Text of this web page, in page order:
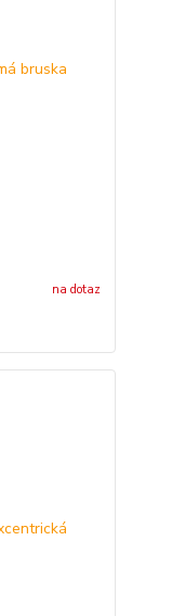
na dotaz